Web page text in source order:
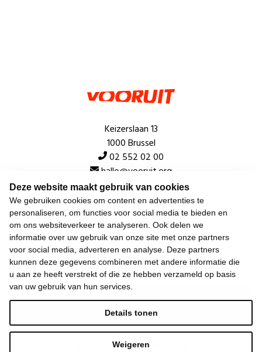
Deze website maakt gebruik van cookies
We gebruiken cookies om content en advertenties te
personaliseren, om functies voor social media te bieden en
om ons websiteverkeer te analyseren. Ook delen we
informatie over uw gebruik van onze site met onze partners
voor social media, adverteren en analyse. Deze partners
kunnen deze gegevens combineren met andere informatie die
u aan ze heeft verstrekt of die ze hebben verzameld op basis
van uw gebruik van hun services.
Weigeren
Details tonen
Keizerslaan 13
1000 Brussel
02 552 02 00
hallo@vooruit.org
Snel
Over de beweging
Algemeen
Laatste nieuws